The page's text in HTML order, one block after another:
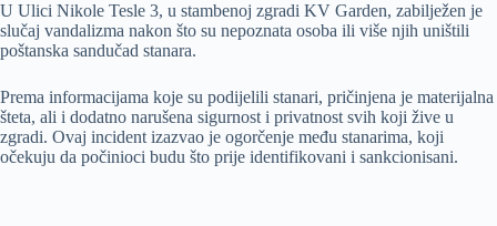
U Ulici Nikole Tesle 3, u stambenoj zgradi KV Garden, zabilježen je
slučaj vandalizma nakon što su nepoznata osoba ili više njih uništili
poštanska sandučad stanara.
Prema informacijama koje su podijelili stanari, pričinjena je materijalna
šteta, ali i dodatno narušena sigurnost i privatnost svih koji žive u
zgradi. Ovaj incident izazvao je ogorčenje među stanarima, koji
očekuju da počinioci budu što prije identifikovani i sankcionisani.